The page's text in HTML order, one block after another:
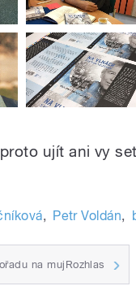
ujít ani vy
, Petr Voldán,
na mujRozhlas